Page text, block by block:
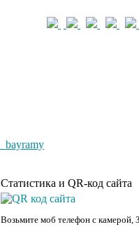
Статистика и QR-код сайта
Возьмите моб телефон с камерой,